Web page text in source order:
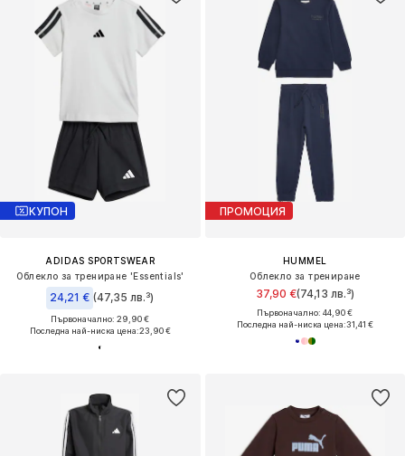
КУПОН
ADIDAS SPORTSWEAR
Облекло за трениране 'Essentials'
24,21 € (47,35 лв.³)
Първоначално: 29,90 €
Последна най-ниска цена:23,90 €
ПРОМОЦИЯ
HUMMEL
Облекло за трениране
37,90 €(74,13 лв.³)
Първоначално: 44,90 €
Последна най-ниска цена:31,41 €